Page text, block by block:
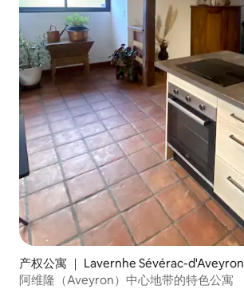
产权公寓 ｜ Lavernhe Sévérac-d'Aveyron
阿维隆（Aveyron）中心地带的特色公寓